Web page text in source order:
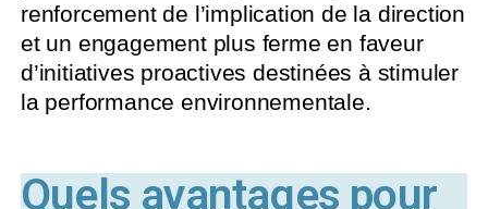
renforcement de l’implication de la direction
et un engagement plus ferme en faveur
d’initiatives proactives destinées à stimuler
la performance environnementale.
Quels avantages pour